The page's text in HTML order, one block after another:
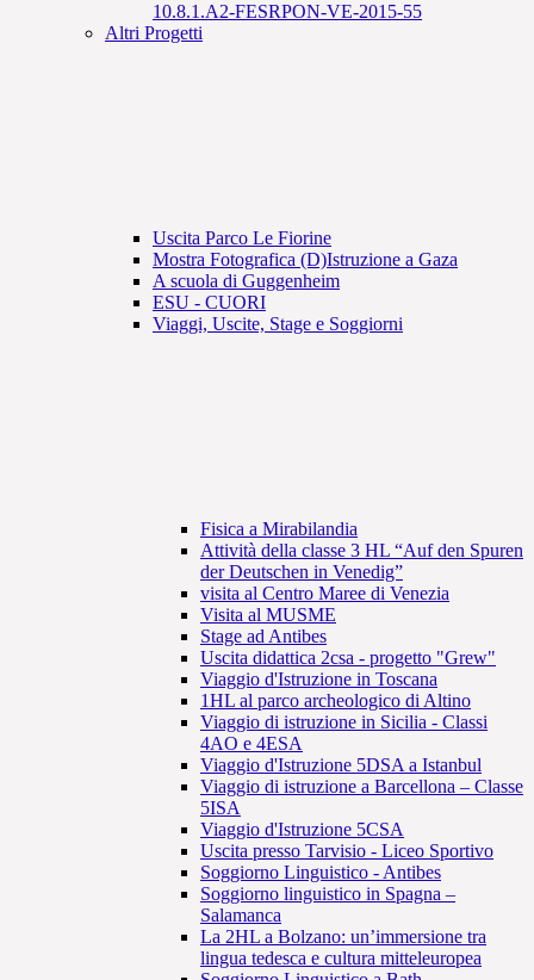
10.8.1.A2-FESRPON-VE-2015-55
Altri Progetti
Uscita Parco Le Fiorine
Mostra Fotografica (D)Istruzione a Gaza
A scuola di Guggenheim
ESU - CUORI
Viaggi, Uscite, Stage e Soggiorni
Fisica a Mirabilandia
Attività della classe 3 HL “Auf den Spuren
der Deutschen in Venedig”
visita al Centro Maree di Venezia
Visita al MUSME
Stage ad Antibes
Uscita didattica 2csa - progetto "Grew"
Viaggio d'Istruzione in Toscana
1HL al parco archeologico di Altino
Viaggio di istruzione in Sicilia - Classi
4AO e 4ESA
Viaggio d'Istruzione 5DSA a Istanbul
Viaggio di istruzione a Barcellona – Classe
5ISA
Viaggio d'Istruzione 5CSA
Uscita presso Tarvisio - Liceo Sportivo
Soggiorno Linguistico - Antibes
Soggiorno linguistico in Spagna –
Salamanca
La 2HL a Bolzano: un’immersione tra
lingua tedesca e cultura mitteleuropea